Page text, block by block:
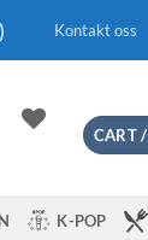
Kontakt oss
CART /
K-POP